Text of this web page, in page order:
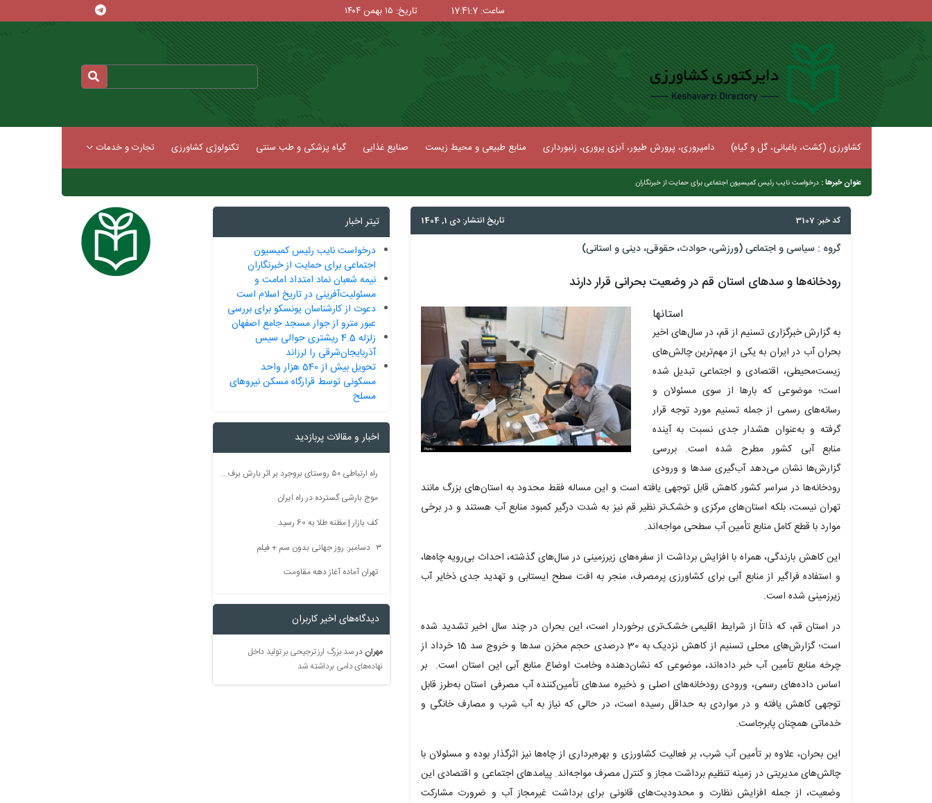
ساعت: 17:41:8 تاریخ: ۱۵ بهمن ۱۴۰۴
کشاورزی (کشت، باغبانی، گل و گیاه) دامپروری، پرورش طیور، آبزی پروری، زنبورداری منابع طبیعی و محیط زیست صنایع غذایی گیاه پزشکی و طب سنتی تکنولوژی کشاورزی تجارت و خدمات
عنوان خبرها : نیمه شعبان نماد امتداد امامت و مسئولیت‌آف|
کد خبر: 3107 تاریخ انتشار: دی 1, 1404
گروه : سیاسی و اجتماعی (ورزشی، حوادث، حقوقی، دینی و استانی)
رودخانه‌ها و سدهای استان قم در وضعیت بحرانی قرار دارند
استانها
به گزارش خبرگزاری تسنیم از قم، در سال‌های اخیر
بحران آب در ایران به یکی از مهم‌ترین چالش‌های
زیست‌محیطی، اقتصادی و اجتماعی تبدیل شده
است؛ موضوعی که بارها از سوی مسئولان و
رسانه‌های رسمی از جمله تسنیم مورد توجه قرار
گرفته و به‌عنوان هشدار جدی نسبت به آینده
منابع آبی کشور مطرح شده است. بررسی
گزارش‌ها نشان می‌دهد آب‌گیری سدها و ورودی
رودخانه‌ها در سراسر کشور کاهش قابل توجهی یافته است و این مساله فقط محدود به استان‌های بزرگ مانند
تهران نیست، بلکه استان‌های مرکزی و خشک‌تر نظیر قم نیز به شدت درگیر کمبود منابع آب هستند و در برخی
موارد با قطع کامل منابع تأمین آب سطحی مواجه‌اند.
این کاهش بارندگی، همراه با افزایش برداشت از سفره‌های زیرزمینی در سال‌های گذشته، احداث بی‌رویه چاه‌ها،
و استفاده فراگیر از منابع آبی برای کشاورزی پرمصرف، منجر به افت سطح ایستابی و تهدید جدی ذخایر آب
زیرزمینی شده است.
در استان قم، که ذاتاً از شرایط اقلیمی خشک‌تری برخوردار است، این بحران در چند سال اخیر تشدید شده
است؛ گزارش‌های محلی تسنیم از کاهش نزدیک به 30 درصدی حجم مخزن سدها و خروج سد 15 خرداد از
چرخه منابع تأمین آب خبر داده‌اند، موضوعی که نشان‌دهنده وخامت اوضاع منابع آبی این استان است. بر
اساس داده‌های رسمی، ورودی رودخانه‌های اصلی و ذخیره سدهای تأمین‌کننده آب مصرفی استان به‌طرز قابل
توجهی کاهش یافته و در مواردی به حداقل رسیده است، در حالی که نیاز به آب شرب و مصارف خانگی و
خدماتی همچنان پابرجاست.
این بحران، علاوه بر تأمین آب شرب، بر فعالیت کشاورزی و بهره‌برداری از چاه‌ها نیز اثرگذار بوده و مسئولان با
چالش‌های مدیریتی در زمینه تنظیم برداشت مجاز و کنترل مصرف مواجه‌اند. پیامدهای اجتماعی و اقتصادی این
وضعیت، از جمله افزایش نظارت و محدودیت‌های قانونی برای برداشت غیرمجاز آب و ضرورت مشارکت
تیتر اخبار
درخواست نایب رئیس کمیسیون
اجتماعی برای حمایت از خبرنگاران
نیمه شعبان نماد امتداد امامت و
مسئولیت‌آفرینی در تاریخ اسلام است
دعوت از کارشناسان یونسکو برای بررسی
عبور مترو از جوار مسجد جامع اصفهان
زلزله 4.5 ریشتری حوالی سیس
آذربایجان‌شرقی را لرزاند
تحویل بیش از 540 هزار واحد
مسکونی توسط قرارگاه مسکن نیروهای
مسلح
اخبار و مقالات پربازدید
راه ارتباطی ۵۰ روستای بروجرد بر اثر بارش برف مسدود شد
موج بارشی گسترده در راه ایران
کف بازار | مظنه طلا به 60 رسید
۳ دسامبر: روز جهانی بدون سم + فیلم
تهران آماده آغاز دهه مقاومت
دیدگاه‌های اخیر کاربران
مهراندرسد بزرگ ارز ترجیحی بر تولید داخل
نهاده‌های دامی برداشته شد